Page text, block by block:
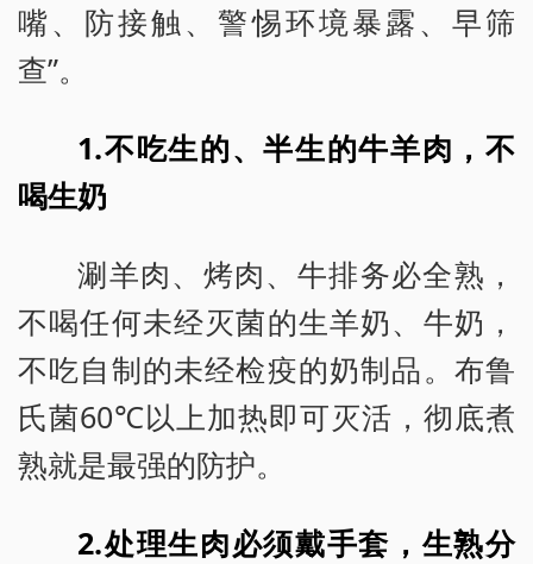
嘴、防接触、警惕环境暴露、早筛
查”。
1.不吃生的、半生的牛羊肉，不
喝生奶
涮羊肉、烤肉、牛排务必全熟，
不喝任何未经灭菌的生羊奶、牛奶，
不吃自制的未经检疫的奶制品。布鲁
氏菌60℃以上加热即可灭活，彻底煮
熟就是最强的防护。
2.处理生肉必须戴手套，生熟分